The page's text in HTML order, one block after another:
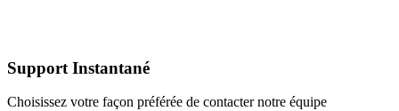
Support Instantané
Choisissez votre façon préférée de contacter notre équipe